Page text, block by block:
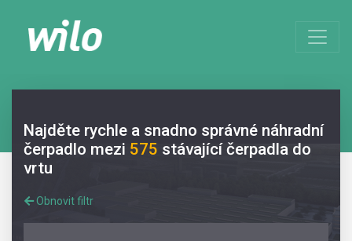
Najděte rychle a snadno správné náhradní
čerpadlo mezi 575 stávající čerpadla do
vrtu
Obnovit filtr